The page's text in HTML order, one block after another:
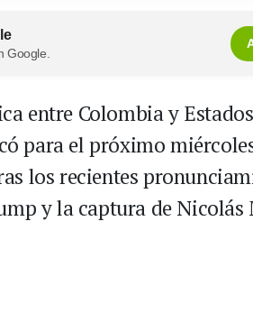
Google.
entre Colombia y Estados
para el próximo
los recientes
y la captura de Nicolás